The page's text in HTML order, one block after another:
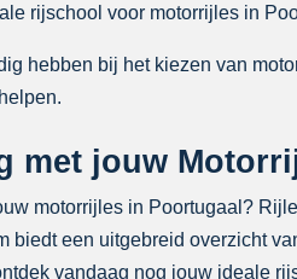
rijschool voor motorrijles in
hebben bij het kiezen van
met jouw
motorrijles in Poortugaal?
biedt een uitgebreid overzicht
vandaag nog jouw ideale